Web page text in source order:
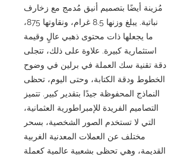
مُزينة أيضًا بتصميم أنيق مُدمج مع زخارف
نباتية. يبلغ وزنها 8.5 غرام، ونقاوتها 875،
ما يجعلها ذات محتوى ذهبي عالٍ وقيمة
استثمارية كبيرة. علاوة على ذلك، تتجلى
دقة تقنية سك العملة في برلين في وضوح
الخطوط ودقة الكتابة، وحتى اليوم، تحظى
النماذج المحفوظة جيدًا بتقدير كبير. تتميز
التصاميم الفريدة للإمبراطورية العثمانية،
التي لا تستخدم الصور الشخصية، بسحر
مختلف عن العملات المعدنية الغربية
القديمة، وهي تحظى بشعبية عالمية كعملة